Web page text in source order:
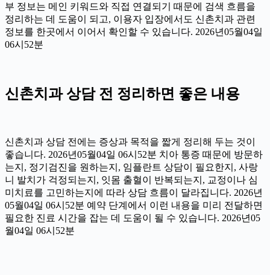
부 정보는 메인 키워드와 직접 연결되기 때문에 검색 흐름을
정리하는 데 도움이 되고, 이용자 입장에서도 신촌치과 관련
정보를 한곳에서 이어서 확인할 수 있습니다. 2026년05월04일
06시52분
신촌치과 상담 전 정리하면 좋은 내용
신촌치과 상담 전에는 증상과 목적을 짧게 정리해 두는 것이
좋습니다. 2026년05월04일 06시52분 치아 통증 때문에 방문하
는지, 정기검진을 원하는지, 임플란트 상담이 필요한지, 사랑
니 발치가 걱정되는지, 잇몸 출혈이 반복되는지, 교정이나 심
미치료를 고민하는지에 따라 상담 흐름이 달라집니다. 2026년
05월04일 06시52분 예약 단계에서 이런 내용을 미리 전달하면
필요한 진료 시간을 잡는 데 도움이 될 수 있습니다. 2026년05
월04일 06시52분